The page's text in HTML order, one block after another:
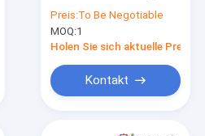
Preis:To Be Negotiable
MOQ:1
Holen Sie sich aktuelle Preis
Kontakt